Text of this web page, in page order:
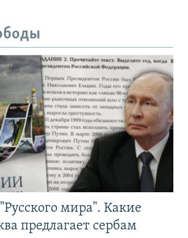
мира". Какие
предлагает сербам